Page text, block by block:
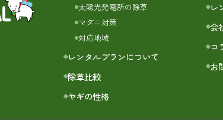
太陽光発電所の除草
マダニ対策
対応地域
レンタルプランについて
除草比較
ヤギの性格
レ
会
コ
お